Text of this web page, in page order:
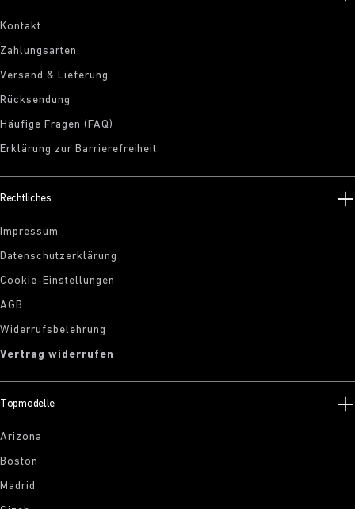
Kontakt
Zahlungsarten
Versand & Lieferung
Rücksendung
Häufige Fragen (FAQ)
Erklärung zur Barrierefreiheit
Rechtliches
Impressum
Datenschutzerklärung
Cookie-Einstellungen
AGB
Widerrufsbelehrung
Vertrag widerrufen
Topmodelle
Arizona
Boston
Madrid